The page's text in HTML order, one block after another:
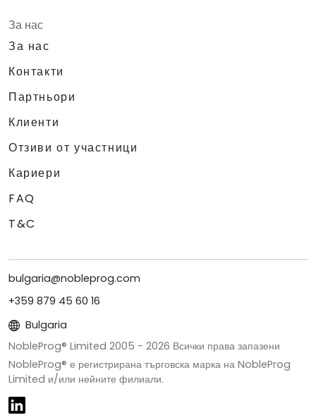
За нас
За нас
Контакти
Партньори
Клиенти
Отзиви от участници
Кариери
FAQ
T&C
bulgaria@nobleprog.com
+359 879 45 60 16
Bulgaria
NobleProg® Limited 2005 - 2026 Всички права запазени
NobleProg® е регистрирана търговска марка на NobleProg
Limited и/или нейните филиали.